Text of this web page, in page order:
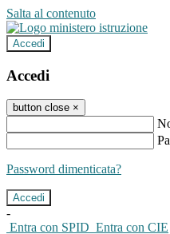
Salta al contenuto
Accedi
Accedi
button close ×
Password dimenticata?
-
Entra con SPID Entra con CIE